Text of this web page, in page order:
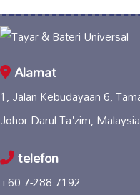
Alamat
1, Jalan Kebudayaan 6,
Johor Darul Ta'zim, Malaysia
telefon
+60 7-288 7192